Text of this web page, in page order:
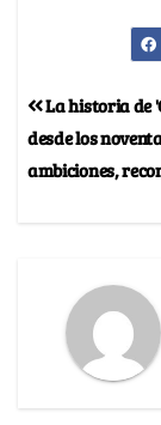
La historia de
desde los
ambiciones,